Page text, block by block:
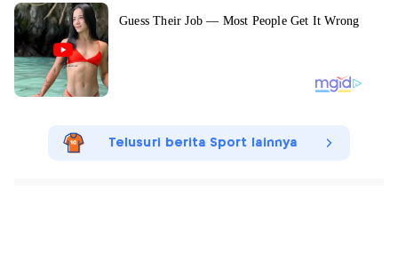
Telusuri berita Sport lainnya